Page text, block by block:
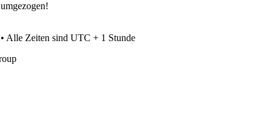
• Alle Zeiten sind UTC + 1 Stunde